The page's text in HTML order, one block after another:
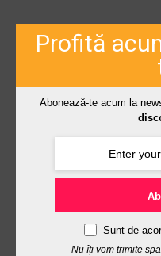
Profită
Abonează-te acum la
Sunt de
Nu îți vom trimite